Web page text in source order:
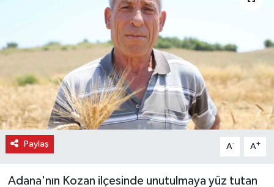
Paylaş A- A+
Adana'nın Kozan ilçesinde unutulmaya yüz tutan